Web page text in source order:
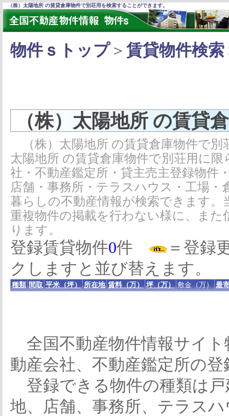
（株）太陽地所 の賃貸倉庫物件で別荘用を検索することができます。
物件ｓトップ＞ 賃貸物件検索
（株）太陽地所 の賃貸
（株）太陽地所 の賃貸倉庫物件で
太陽地所 の賃貸倉庫物件で別荘用に
社・不動産鑑定所・貸主売主登録物件
店舗・事務所・テラスハウス・工場
暮らしの不動産情報が検索できます
重複物件の掲載を行わない様に、ま
ります。
登録賃貸物件0件
＝登録
クしますと並び替えます。
種類 間取 平米（坪） 所在地 賃料（万） 坪（万） 敷金（万） 最
全国不動産物件情報サイト
動産会社、不動産鑑定所の
登録できる物件の種類は
地、店舗、事務所、テラス